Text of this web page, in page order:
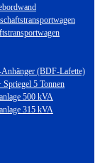
Anhänger (BDF-Lafette)
Spriegel 5 Tonnen
500 kVA
315 kVA